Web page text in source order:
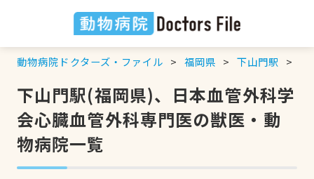
動物病院ドクターズ・ファイル 福岡県 下山門駅
下山門駅(福岡県)、日本血管外科学
会心臓血管外科専門医の獣医・動
物病院一覧